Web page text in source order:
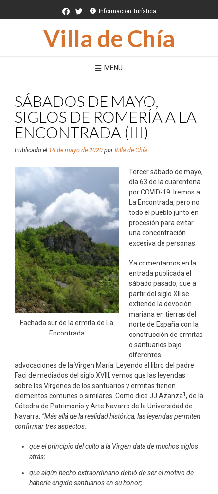
Información Turística
Villa de Chía
MENU
SÁBADOS DE MAYO,
SIGLOS DE ROMERÍA A LA
ENCONTRADA (III)
Publicado el 16 de mayo de 2020 por Villa de Chía
Fachada sur de la ermita de La
Encontrada
Tercer sábado de mayo,
día 63 de la cuarentena
por COVID-19. Iremos a
La Encontrada, pero no
todo el pueblo junto en
procesión para evitar
una concentración
excesiva de personas.
Ya comentamos en la
entrada publicada el
sábado pasado, que a
partir del siglo XII se
extiende la devoción
mariana en tierras del
norte de España con la
construcción de ermitas
o santuarios bajo
diferentes
advocaciones de la Virgen María. Leyendo el libro del padre
Faci de mediados del siglo XVIII, vemos que las leyendas
sobre las Vírgenes de los santuarios y ermitas tienen
elementos comunes o similares. Como dice JJ Azanza1, de la
Cátedra de Patrimonio y Arte Navarro de la Universidad de
Navarra: “Más allá de la realidad histórica, las leyendas permiten
confirmar tres aspectos:
que el principio del culto a la Virgen data de muchos siglos
atrás;
que algún hecho extraordinario debió de ser el motivo de
haberle erigido santuarios en su honor;